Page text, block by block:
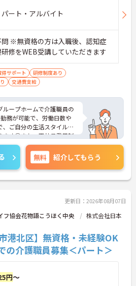
ート・アルバイト
※無資格の方は入職後、認知症
修をWEB受講していただきます
サポート
研修制度あり
交通費支給
ープホームで介護職員の
務が可能で、労働日数や
ご自分の生活スタイルに
ます◎また、正社員登用制
長く働きやすい環境が整っ
は面接ポイントをお伝え
連絡ください！
無料 紹介してもらう
更新日：2026年08月07日
フ協会花物語こうほく中央
株式会社日本
港北区】無資格・未経験OK
の介護職員募集＜パート＞
円～